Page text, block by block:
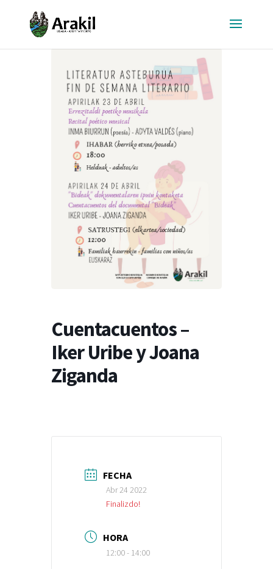
Cuentacuentos –
Iker Uribe y Joana
Ziganda
FECHA
Abr 24 2022
Finalizdo!
HORA
12:00 - 14:00